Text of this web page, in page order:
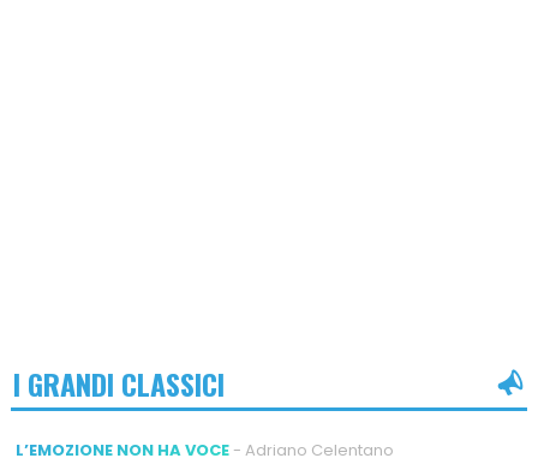
I GRANDI CLASSICI
L’EMOZIONE NON HA VOCE- Adriano Celentano